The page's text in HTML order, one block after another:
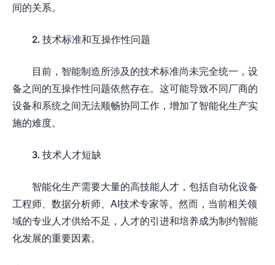
间的关系。
2. 技术标准和互操作性问题
目前，智能制造所涉及的技术标准尚未完全统一，设
备之间的互操作性问题依然存在。这可能导致不同厂商的
设备和系统之间无法顺畅协同工作，增加了智能化生产实
施的难度。
3. 技术人才短缺
智能化生产需要大量的高技能人才，包括自动化设备
工程师、数据分析师、AI技术专家等。然而，当前相关领
域的专业人才供给不足，人才的引进和培养成为制约智能
化发展的重要因素。